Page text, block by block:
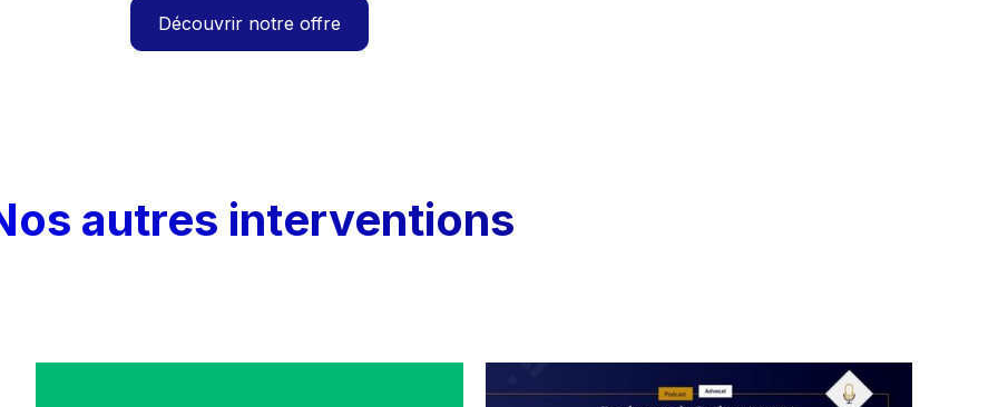
Découvrir notre offre
autres interventions